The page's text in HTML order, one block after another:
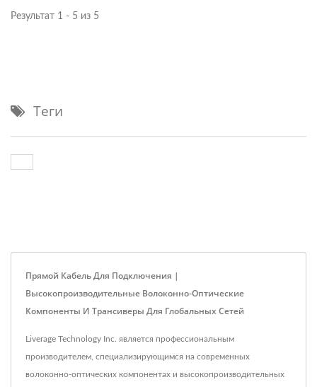
Результат 1 - 5 из 5
Теги
Прямой Кабель Для Подключения |
Высокопроизводительные Волоконно-Оптические
Компоненты И Трансиверы Для Глобальных Сетей
Liverage Technology Inc. является профессиональным
производителем, специализирующимся на современных
волоконно-оптических компонентах и высокопроизводительных